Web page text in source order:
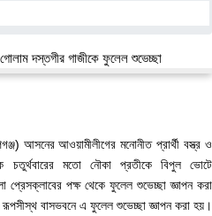
আসনের আওয়ামীলীগের মনোনীত প্রার্থী বস্ত্র ও
চতুর্থবারের মতো নৌকা প্রতীকে বিপুল ভোটে
প্রেসক্লাবের পক্ষ থেকে ফুলেল শুভেচ্ছা জ্ঞাপন করা
রূপসীস্থ বাসভবনে এ ফুলেল শুভেচ্ছা জ্ঞাপন করা হয়।